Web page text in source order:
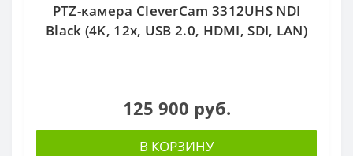
PTZ-камера CleverCam 3312UHS NDI
Black (4K, 12x, USB 2.0, HDMI, SDI, LAN)
125 900 руб.
В КОРЗИНУ